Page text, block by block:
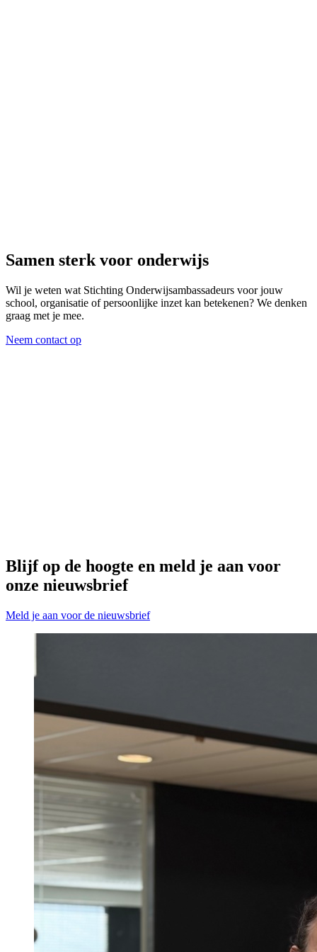
Samen sterk voor onderwijs
Wil je weten wat Stichting Onderwijsambassadeurs voor jouw
school, organisatie of persoonlijke inzet kan betekenen? We denken
graag met je mee.
Neem contact op
Blijf op de hoogte en meld je aan voor
onze nieuwsbrief
Meld je aan voor de nieuwsbrief